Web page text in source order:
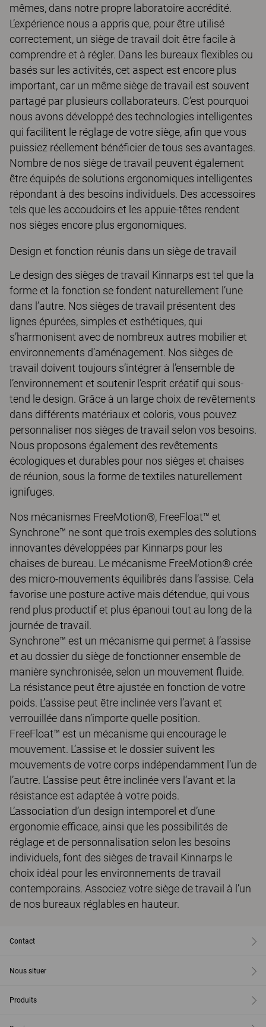
mêmes, dans notre propre laboratoire accrédité.
L’expérience nous a appris que, pour être utilisé
correctement, un siège de travail doit être facile à
comprendre et à régler. Dans les bureaux flexibles ou
basés sur les activités, cet aspect est encore plus
important, car un même siège de travail est souvent
partagé par plusieurs collaborateurs. C’est pourquoi
nous avons développé des technologies intelligentes
qui facilitent le réglage de votre siège, afin que vous
puissiez réellement bénéficier de tous ses avantages.
Nombre de nos siège de travail peuvent également
être équipés de solutions ergonomiques intelligentes
répondant à des besoins individuels. Des accessoires
tels que les accoudoirs et les appuie-têtes rendent
nos sièges encore plus ergonomiques.
Design et fonction réunis dans un siège de travail
Le design des sièges de travail Kinnarps est tel que la
forme et la fonction se fondent naturellement l’une
dans l’autre. Nos sièges de travail présentent des
lignes épurées, simples et esthétiques, qui
s’harmonisent avec de nombreux autres mobilier et
environnements d’aménagement. Nos sièges de
travail doivent toujours s’intégrer à l’ensemble de
l’environnement et soutenir l’esprit créatif qui sous-
tend le design. Grâce à un large choix de revêtements
dans différents matériaux et coloris, vous pouvez
personnaliser nos sièges de travail selon vos besoins.
Nous proposons également des revêtements
écologiques et durables pour nos sièges et chaises
de réunion, sous la forme de textiles naturellement
ignifuges.
Nos mécanismes FreeMotion®, FreeFloat™ et
Synchrone™ ne sont que trois exemples des solutions
innovantes développées par Kinnarps pour les
chaises de bureau. Le mécanisme FreeMotion® crée
des micro-mouvements équilibrés dans l’assise. Cela
favorise une posture active mais détendue, qui vous
rend plus productif et plus épanoui tout au long de la
journée de travail.
Synchrone™ est un mécanisme qui permet à l’assise
et au dossier du siège de fonctionner ensemble de
manière synchronisée, selon un mouvement fluide.
La résistance peut être ajustée en fonction de votre
poids. L’assise peut être inclinée vers l’avant et
verrouillée dans n’importe quelle position.
FreeFloat™ est un mécanisme qui encourage le
mouvement. L’assise et le dossier suivent les
mouvements de votre corps indépendamment l’un de
l’autre. L’assise peut être inclinée vers l’avant et la
résistance est adaptée à votre poids.
L’association d’un design intemporel et d’une
ergonomie efficace, ainsi que les possibilités de
réglage et de personnalisation selon les besoins
individuels, font des sièges de travail Kinnarps le
choix idéal pour les environnements de travail
contemporains. Associez votre siège de travail à l’un
de nos bureaux réglables en hauteur.
Contact
Nous situer
Produits